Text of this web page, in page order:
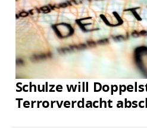
Schulze will
Terrorverdacht